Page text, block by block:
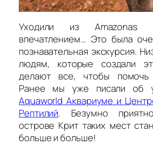
Уходили из Amazonas
впечатлением… Это была
познавательная экскурсия.
людям, которые создали
делают все, чтобы помочь
Ранее мы уже писали об
Aquaworld Аквариуме и
Рептилий. Безумно
острове Крит таких мест
больше и больше!